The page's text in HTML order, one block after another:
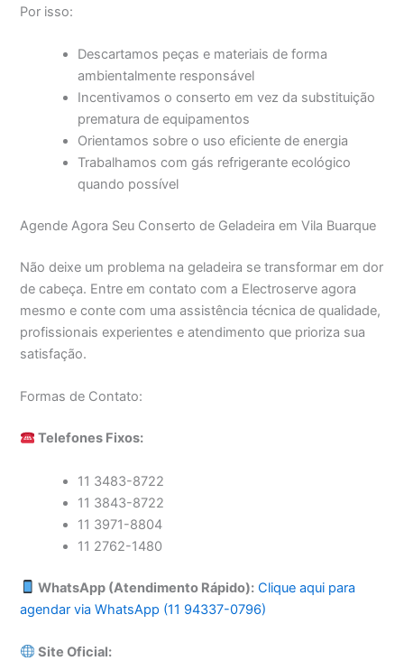
Por isso:
Descartamos peças e materiais de forma
ambientalmente responsável
Incentivamos o conserto em vez da substituição
prematura de equipamentos
Orientamos sobre o uso eficiente de energia
Trabalhamos com gás refrigerante ecológico
quando possível
Agende Agora Seu Conserto de Geladeira em Vila Buarque
Não deixe um problema na geladeira se transformar em dor
de cabeça. Entre em contato com a Electroserve agora
mesmo e conte com uma assistência técnica de qualidade,
profissionais experientes e atendimento que prioriza sua
satisfação.
Formas de Contato:
Telefones Fixos:
11 3483-8722
11 3843-8722
11 3971-8804
11 2762-1480
WhatsApp (Atendimento Rápido): Clique aqui para
agendar via WhatsApp (11 94337-0796)
Site Oficial: